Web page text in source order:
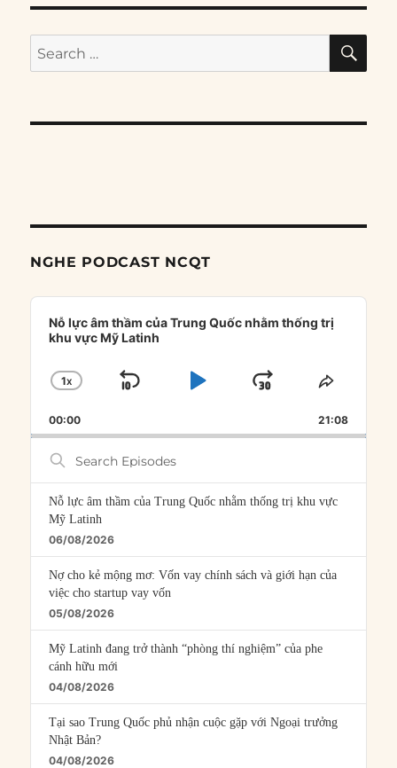
Search
for:
NGHE PODCAST NCQT
Audio
Player
Nỗ lực âm thầm của Trung Quốc nhằm thống trị
khu vực Mỹ Latinh
CHANGE
RATE
1X
SKIP
PLAYJUMP
FORWARD
SHARE
00:00 21:08
Search
Episodes
Nỗ lực âm thầm của Trung Quốc nhằm thống trị khu vực
Mỹ Latinh
06/08/2026
Nợ cho kẻ mộng mơ: Vốn vay chính sách và giới hạn của
việc cho startup vay vốn
05/08/2026
Mỹ Latinh đang trở thành “phòng thí nghiệm” của phe
cánh hữu mới
04/08/2026
Tại sao Trung Quốc phủ nhận cuộc gặp với Ngoại trưởng
Nhật Bản?
04/08/2026